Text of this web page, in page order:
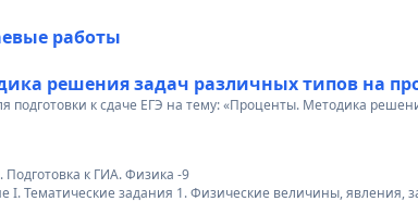
работы
решения задач различных типов на
подготовки к сдаче ЕГЭ на тему: «Проценты. Методика
Подготовка к ГИА. Физика -9
I. Тематические задания 1. Физические величины, явления,